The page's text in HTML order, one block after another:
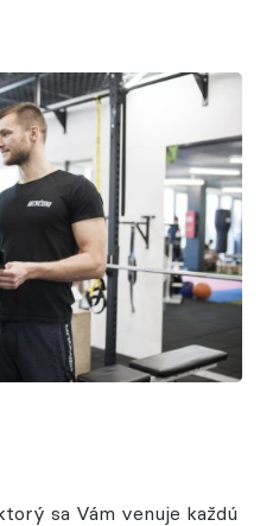
sa Vám venuje každú